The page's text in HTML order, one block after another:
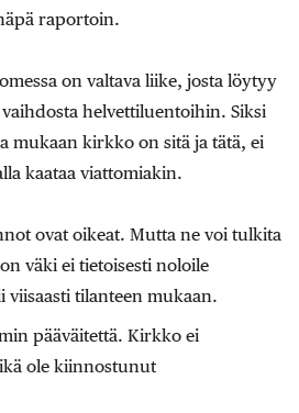
raportoin.
on valtava liike, josta löytyy
helvettiluentoihin. Siksi
mukaan kirkko on sitä ja tätä, ei
kaataa viattomiakin.
ovat oikeat. Mutta ne voi tulkita
väki ei tietoisesti noloile
viisaasti tilanteen mukaan.
pääväitettä. Kirkko ei
ole kiinnostunut